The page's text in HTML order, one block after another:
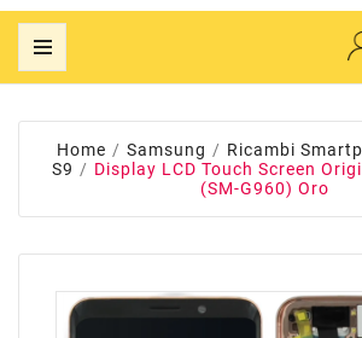
Home Samsung Ricambi
S9
Display LCD Touch Screen
(SM-G960) Oro